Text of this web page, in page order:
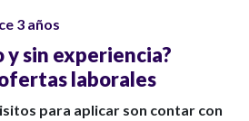
3 años
y sin experiencia?
laborales
para aplicar son contar con